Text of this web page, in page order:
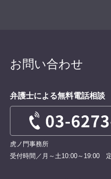
お問い合わせ
弁護士による無料電話相談
虎ノ門事務所
受付時間／月～土10:00～19:00